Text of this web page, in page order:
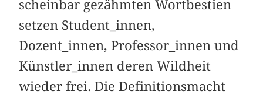
scheinbar gezähmten Wortbestien
setzen Student_innen,
Dozent_innen, Professor_innen und
Künstler_innen deren Wildheit
wieder frei. Die Definitionsmacht